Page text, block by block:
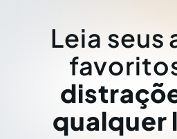
Leia seus
qualquer